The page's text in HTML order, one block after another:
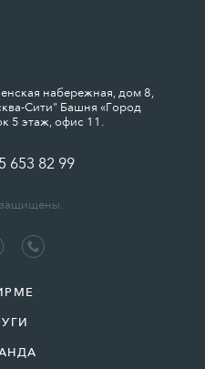
набережная, дом 8,
Сити" Башня «Город
5 этаж, офис 11.
653 82 99